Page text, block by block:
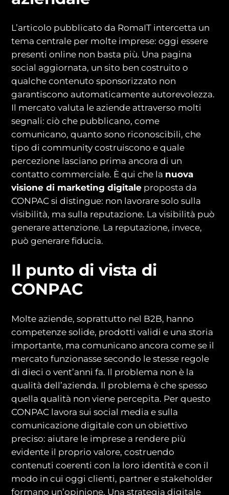
L’articolo pubblicato da RomaIT intercetta un
tema centrale per molte imprese: oggi essere
presenti online non basta più. Una pagina
social aggiornata, un sito ben costruito o
qualche contenuto sponsorizzato non
garantiscono automaticamente autorevolezza.
Il mercato valuta le aziende attraverso molti
segnali: ciò che pubblicano, come
comunicano, quanto sono riconoscibili, che
tipo di community costruiscono e quale
percezione lasciano prima ancora di un
contatto commerciale. È qui che la nuova
visione di marketing digitale proposta da
CONPAC si distingue: non lavorare solo sulla
visibilità, ma sulla reputazione. La visibilità può
generare attenzione. La reputazione, invece,
può generare fiducia.
Il punto di vista di
CONPAC
Molte aziende, soprattutto nel B2B, hanno
competenze solide, prodotti validi e una storia
importante, ma comunicano ancora come se il
mercato funzionasse secondo le stesse regole
di dieci o vent’anni fa. Il problema non è la
qualità dell’azienda. Il problema è che spesso
quella qualità non viene percepita. Per questo
CONPAC lavora sui social media e sulla
comunicazione digitale con un obiettivo
preciso: aiutare le imprese a rendere più
evidente il proprio valore, costruendo
contenuti coerenti con la loro identità e con il
modo in cui oggi clienti, partner e stakeholder
formano un’opinione. Una strategia digitale